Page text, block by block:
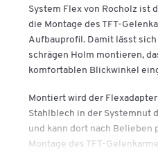
System Flex von Rocholz ist
die Montage des TFT-
Aufbauprofil. Damit lässt sich
schrägen Holm montieren,
komfortablen Blickwinkel
Montiert wird der
Stahlblech in der Systemnut
und kann dort nach
Montage des TFT-